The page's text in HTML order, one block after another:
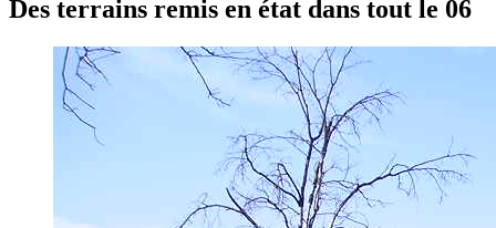
Des terrains remis en état dans tout le 06